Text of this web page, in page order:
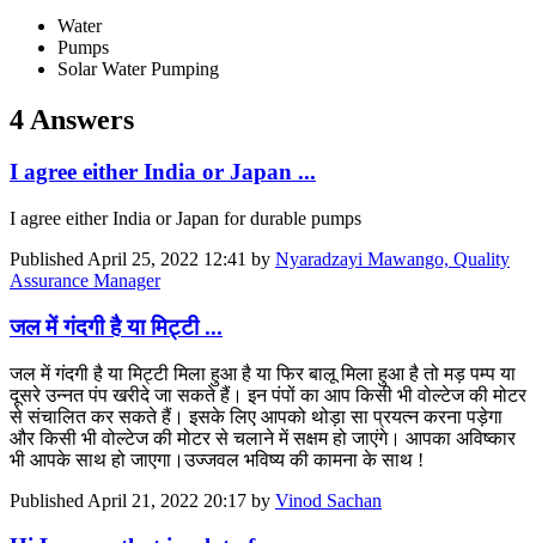
Water
Pumps
Solar Water Pumping
4 Answers
I agree either India or Japan ...
I agree either India or Japan for durable pumps
Published April 25, 2022 12:41 by Nyaradzayi Mawango, Quality
Assurance Manager
जल में गंदगी है या मिट्टी ...
जल में गंदगी है या मिट्टी मिला हुआ है या फिर बालू मिला हुआ है तो मड़ पम्प या
दूसरे उन्नत पंप खरीदे जा सकते हैं। इन पंपों का आप किसी भी वोल्टेज की मोटर
से संचालित कर सकते हैं। इसके लिए आपको थोड़ा सा प्रयत्न करना पड़ेगा
और किसी भी वोल्टेज की मोटर से चलाने में सक्षम हो जाएंगे। आपका अविष्कार
भी आपके साथ हो जाएगा।उज्जवल भविष्य की कामना के साथ !
Published April 21, 2022 20:17 by Vinod Sachan